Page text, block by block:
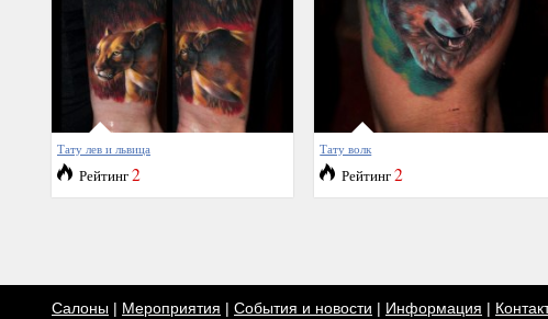
Тату лев и львица
Рейтинг2
Тату волк
Рейтинг2
Салоны | Мероприятия | События и новости | Информация |